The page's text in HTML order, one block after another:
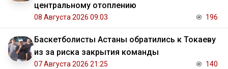
центральному отоплению
08 Августа 2026 09:03 196
Баскетболисты Астаны обратились к Токаеву
из за риска закрытия команды
07 Августа 2026 21:25 140